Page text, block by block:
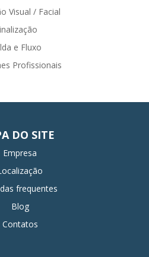
Visual / Facial
e Fluxo
Profissionais
DO SITE
Empresa
frequentes
Blog
Contatos